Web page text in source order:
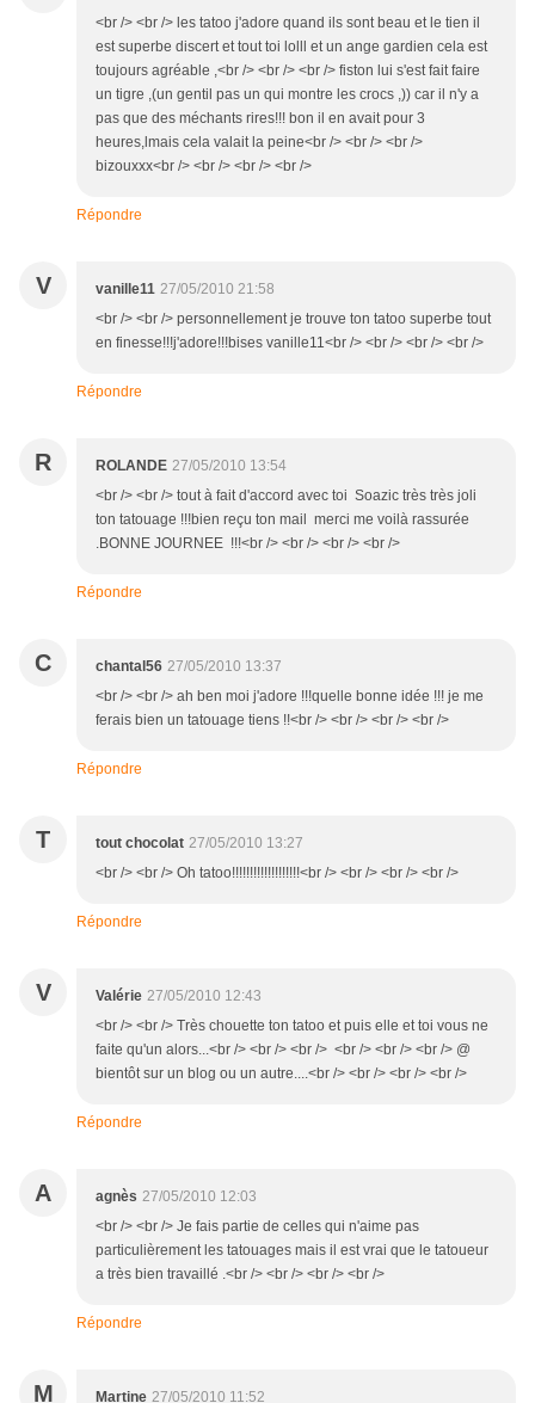
<br /> <br /> les tatoo j'adore quand ils sont beau et le tien il
est superbe discert et tout toi lolll et un ange gardien cela est
toujours agréable ,<br /> <br /> <br /> fiston lui s'est fait faire
un tigre ,(un gentil pas un qui montre les crocs ,)) car il n'y a
pas que des méchants rires!!! bon il en avait pour 3
heures,lmais cela valait la peine<br /> <br /> <br />
bizouxxx<br /> <br /> <br /> <br />
Répondre
V vanille11 27/05/2010 21:58
<br /> <br /> personnellement je trouve ton tatoo superbe tout
en finesse!!!j'adore!!!bises vanille11<br /> <br /> <br /> <br />
Répondre
R ROLANDE 27/05/2010 13:54
<br /> <br /> tout à fait d'accord avec toi Soazic très très joli
ton tatouage !!!bien reçu ton mail merci me voilà rassurée
.BONNE JOURNEE !!!<br /> <br /> <br /> <br />
Répondre
C chantal56 27/05/2010 13:37
<br /> <br /> ah ben moi j'adore !!!quelle bonne idée !!! je me
ferais bien un tatouage tiens !!<br /> <br /> <br /> <br />
Répondre
T tout chocolat 27/05/2010 13:27
<br /> <br /> Oh tatoo!!!!!!!!!!!!!!!!!!!<br /> <br /> <br /> <br />
Répondre
V Valérie 27/05/2010 12:43
<br /> <br /> Très chouette ton tatoo et puis elle et toi vous ne
faite qu'un alors...<br /> <br /> <br /> <br /> <br /> <br /> @
bientôt sur un blog ou un autre....<br /> <br /> <br /> <br />
Répondre
A agnès 27/05/2010 12:03
<br /> <br /> Je fais partie de celles qui n'aime pas
particulièrement les tatouages mais il est vrai que le tatoueur
a très bien travaillé .<br /> <br /> <br /> <br />
Répondre
M Martine 27/05/2010 11:52